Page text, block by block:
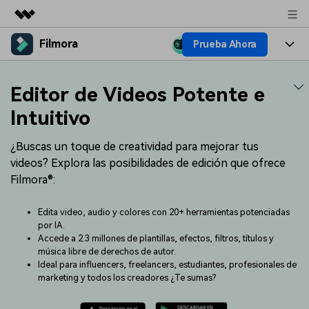
Productos destacados
Utilidades
Soluciones
Quiénes somos
Sala de prensa
Tienda
Soporte
Filmora Prueba Ahora
Plataformas
Recursos creativos
IA
Video e imagen
Audio
Soluciones
Filmora para
Creación
Recursos
Ideas para editar
Adquiere conocimientos
fundamentales de edición de
video
Efectos especiales DIY
Descubre cómo crear un
efecto especial
Ayuda
Contáctanos Empresas
sencilla para empresas
Precios Iniciar sesión
Editor de Videos Potente e
Intuitivo
¿Buscas un toque de creatividad para mejorar tus
videos? Explora las posibilidades de edición que ofrece
Filmora®:
Edita video, audio y colores con 20+ herramientas potenciadas
por IA.
Accede a 2.3 millones de plantillas, efectos, filtros, títulos y
música libre de derechos de autor.
Ideal para influencers, freelancers, estudiantes, profesionales de
marketing y todos los creadores ¿Te sumas?